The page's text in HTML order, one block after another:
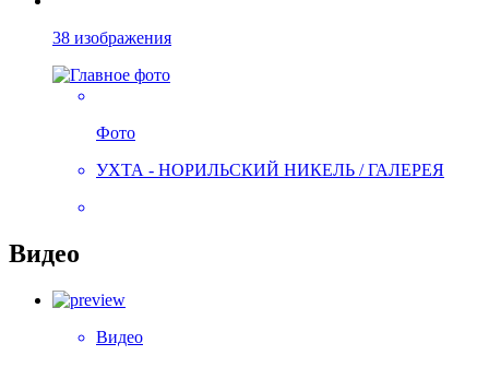
38 изображения
Фото
УХТА - НОРИЛЬСКИЙ НИКЕЛЬ / ГАЛЕРЕЯ
Видео
Видео